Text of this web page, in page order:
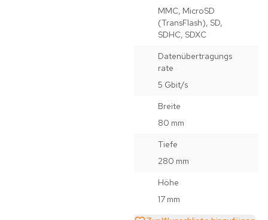
MMC, MicroSD
(TransFlash), SD,
SDHC, SDXC
Datenübertragungs
rate
5 Gbit/s
Breite
80 mm
Tiefe
280 mm
Höhe
17 mm